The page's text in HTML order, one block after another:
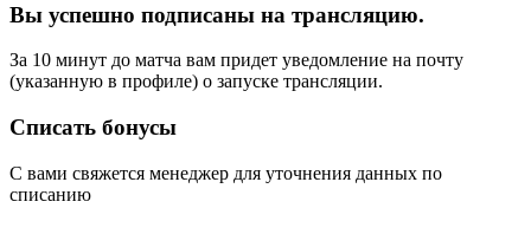
Вы успешно подписаны на трансляцию.
За 10 минут до матча вам придет уведомление на почту
(указанную в профиле) о запуске трансляции.
Списать бонусы
С вами свяжется менеджер для уточнения данных по
списанию